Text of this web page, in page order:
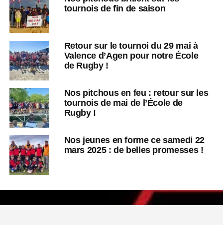
tournois de fin de saison
Retour sur le tournoi du 29 mai à
Valence d’Agen pour notre École
de Rugby !
Nos pitchous en feu : retour sur les
tournois de mai de l’École de
Rugby !
Nos jeunes en forme ce samedi 22
mars 2025 : de belles promesses !